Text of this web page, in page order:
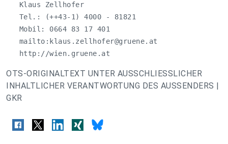
   Klaus Zellhofer
   Tel.: (++43-1) 4000 - 81821
   Mobil: 0664 83 17 401
   mailto:
klaus.zellhofer@gruene.at
   http://wien.gruene.at
OTS-ORIGINALTEXT UNTER AUSSCHLIESSLICHER
INHALTLICHER VERANTWORTUNG DES AUSSENDERS |
GKR